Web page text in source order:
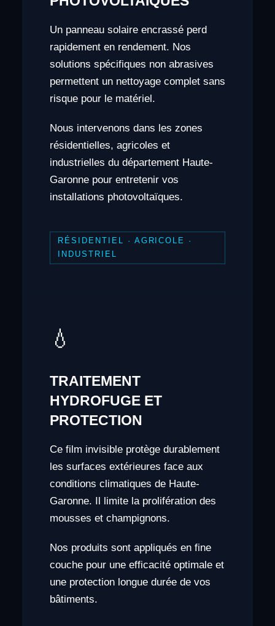
Un panneau solaire encrassé perd
rapidement en rendement. Nos
solutions spécifiques non abrasives
permettent un nettoyage complet sans
risque pour le matériel.
Nous intervenons dans les zones
résidentielles, agricoles et
industrielles du département Haute-
Garonne pour entretenir vos
installations photovoltaïques.
RÉSIDENTIEL · AGRICOLE ·
INDUSTRIEL
💧
TRAITEMENT
HYDROFUGE ET
PROTECTION
Ce film invisible protège durablement
les surfaces extérieures face aux
conditions climatiques de Haute-
Garonne. Il limite la prolifération des
mousses et champignons.
Nos produits sont appliqués en fine
couche pour une efficacité optimale et
une protection longue durée de vos
bâtiments.